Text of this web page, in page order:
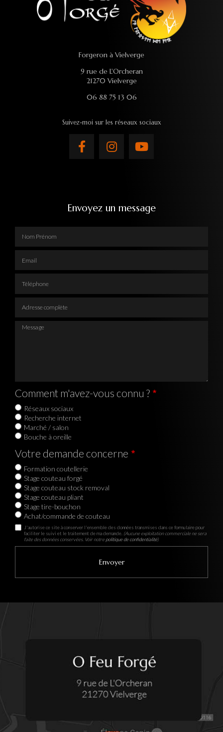
Forgeron à Vielverge
9 rue de L'Orcheran
21270 Vielverge
06 88 75 13 06
Suivez-moi sur les réseaux sociaux
Envoyez un message
Message
Comment m'avez-vous connu ?
Réseaux sociaux
Recherche internet
Marché / salon
Bouche à oreille
Votre demande concerne
Formation coutellerie
Stage couteau forgé
Stage couteau stock removal
Stage couteau pliant
Stage tire-bouchon
Achat/commande de couteau
J'autorise ce site à conserver l'ensemble des données transmises dans ce formulaire pour
faciliter le suivi et le traitement de ma demande. (Aucune exploitation commerciale ne sera
faite des données conservées. Voir notrepolitique de confidentialité)